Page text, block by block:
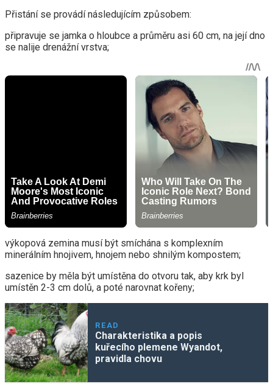
Přistání se provádí následujícím způsobem:
připravuje se jamka o hloubce a průměru asi 60 cm, na její dno
se nalije drenážní vrstva;
výkopová zemina musí být smíchána s komplexním
minerálním hnojivem, hnojem nebo shnilým kompostem;
sazenice by měla být umístěna do otvoru tak, aby krk byl
umístěn 2-3 cm dolů, a poté narovnat kořeny;
READ
Charakteristika a popis
kuřecího plemene Wyandot,
pravidla chovu